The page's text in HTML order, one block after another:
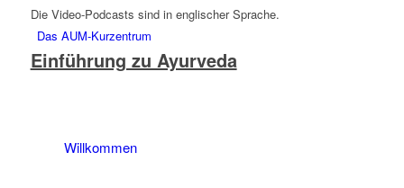
Das AUM-Kurzentrum
Willkommen
Die Video-Podcasts sind in englischer Sprache.
Einführung zu Ayurveda